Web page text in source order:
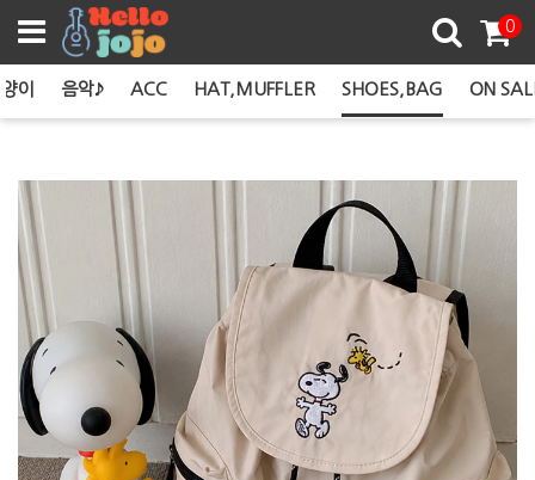
0
이 음악♪ ACC HAT,MUFFLER SHOES,BAG ON